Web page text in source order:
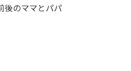
後のママとパパ